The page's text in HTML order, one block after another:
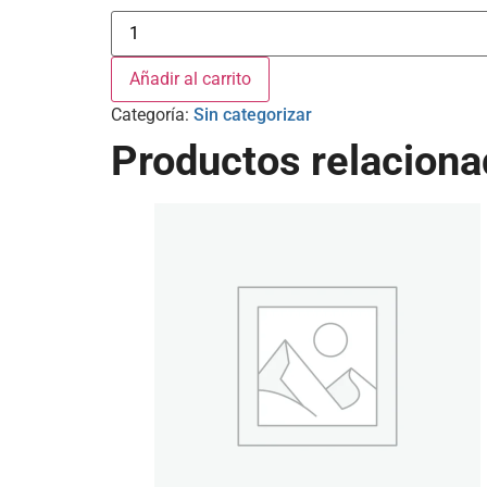
Añadir al carrito
Categoría: Sin categorizar
Productos